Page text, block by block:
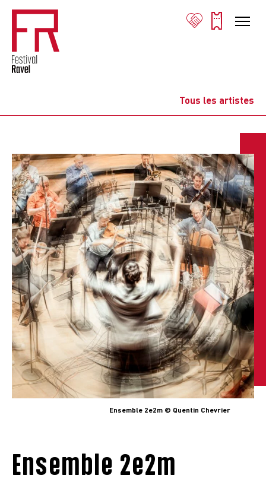
Tous les artistes
Ensemble 2e2m © Quentin Chevrier
Ensemble 2e2m